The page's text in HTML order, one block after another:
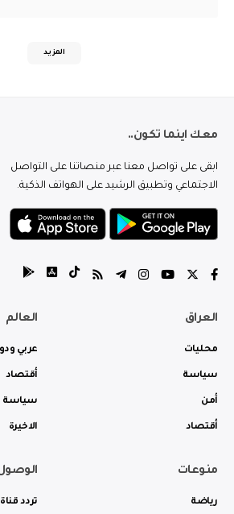
المزيد
معك اينما تكون..
ابقى على تواصل معنا عبر منصاتنا على التواصل
الاجتماعي وتطبيق الرشيد على الهواتف الذكية.
العراق
محليات
سياسة
أمن
أقتصاد
العالم
عربي
أقتصاد
سياسة
الاخيرة
منوعات
رياضة تردد